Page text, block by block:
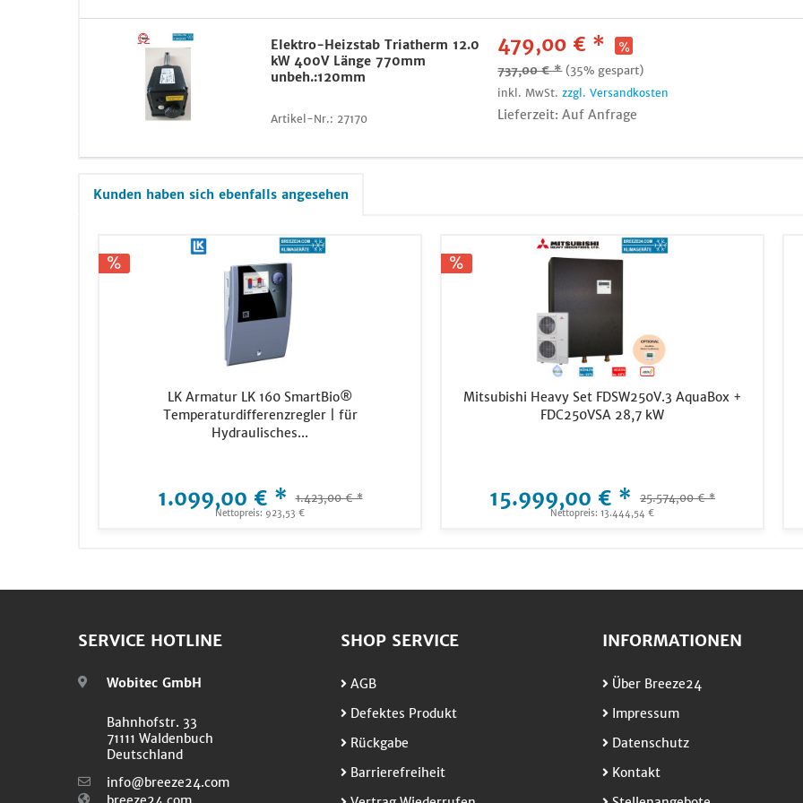
Elektro-Heizstab Triatherm 12.0
kW 400V Länge 770mm
unbeh.:120mm
Artikel-Nr.: 27170
479,00 € *
737,00 € * (35% gespart)
inkl. MwSt.zzgl. Versandkosten
Lieferzeit: Auf Anfrage
Kunden haben sich ebenfalls angesehen
LK Armatur LK 160 SmartBio®
Temperaturdifferenzregler | für
Hydraulisches...
1.099,00 € * 1.423,00 € *
Nettopreis: 923,53 €
Mitsubishi Heavy Set FDSW250V.3 AquaBox +
FDC250VSA 28,7 kW
15.999,00 € * 25.574,00 € *
Nettopreis: 13.444,54 €
SERVICE HOTLINE
Wobitec GmbH
Bahnhofstr. 33
71111 Waldenbuch
Deutschland
info@breeze24.com
SHOP SERVICE
AGB
Defektes Produkt
Rückgabe
Barrierefreiheit
INFORMATIONEN
Über Breeze24
Impressum
Datenschutz
Kontakt